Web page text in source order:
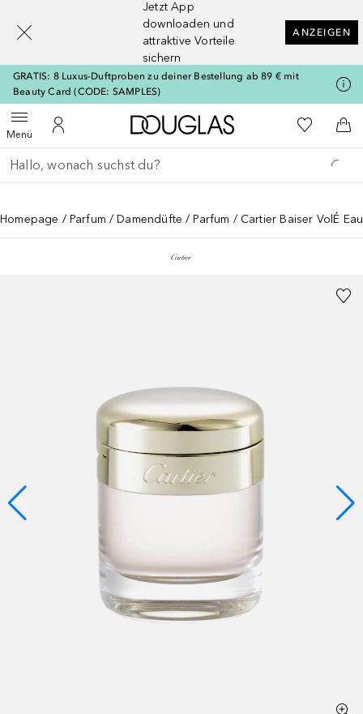
Jetzt App
downloaden und
attraktive Vorteile
sichern
ANZEIGEN
GRATIS: 8 Luxus-Duftproben zu deiner Bestellung ab 89 € mit
Beauty Card (CODE: SAMPLES)
MenüMenü öffnenZu Meinem Kundenkonto
Zur Douglas Startseite
Zu Meiner
Gehe zurück
Suche ausführen
Homepage Parfum Damendüfte Parfum Cartier Baiser VolÉ
[navigation.slideout.screenreader]